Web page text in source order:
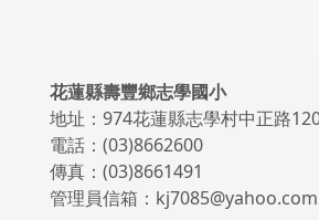
頁尾區域內容
花蓮縣壽豐鄉志學國小
地址：974花蓮縣志學村中正路
電話：(03)8662600
傳真：(03)8661491
管理員信箱：